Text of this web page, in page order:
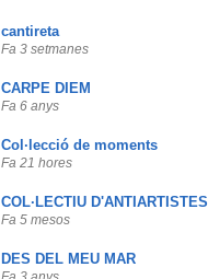
cantireta
Fa 3 setmanes
CARPE DIEM
Fa 6 anys
Col·lecció de moments
Fa 21 hores
COL·LECTIU D'ANTIARTISTES
Fa 5 mesos
DES DEL MEU MAR
Fa 3 anys